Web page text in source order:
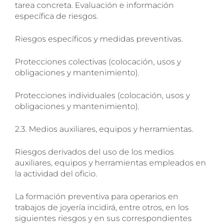
tarea concreta. Evaluación e información
específica de riesgos.
Riesgos específicos y medidas preventivas.
Protecciones colectivas (colocación, usos y
obligaciones y mantenimiento).
Protecciones individuales (colocación, usos y
obligaciones y mantenimiento).
2.3. Medios auxiliares, equipos y herramientas.
Riesgos derivados del uso de los medios
auxiliares, equipos y herramientas empleados en
la actividad del oficio.
La formación preventiva para operarios en
trabajos de joyería incidirá, entre otros, en los
siguientes riesgos y en sus correspondientes
SOLICITA INFORMACIÓN